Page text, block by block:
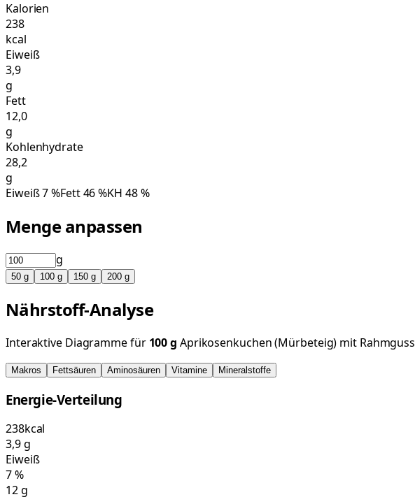
Kalorien
238
kcal
Eiweiß
3,9
g
Fett
12,0
g
Kohlenhydrate
28,2
g
Eiweiß7%Fett46%KH 48%
Menge anpassen
g
50 g 100 g 150 g 200 g
Nährstoff-Analyse
Interaktive Diagramme für 100g Aprikosenkuchen (Mürbeteig) mit Rahmguss
Makros Fettsäuren Aminosäuren Vitamine Mineralstoffe
Energie-Verteilung
238kcal
3,9g
Eiweiß
7%
12g